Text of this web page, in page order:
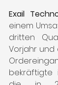
Exail
einem
dritten
Vorjahr
bekräftigte